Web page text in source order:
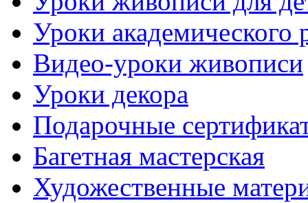
Уроки академического
Видео-уроки живописи
Уроки декора
Подарочные
Багетная мастерская
Художественные